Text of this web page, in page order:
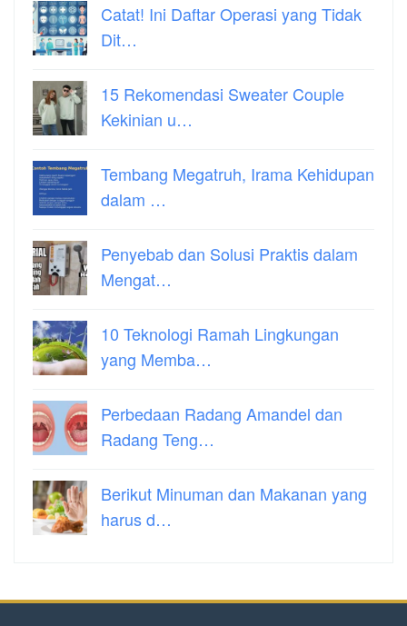
Catat! Ini Daftar Operasi yang Tidak
Dit…
15 Rekomendasi Sweater Couple
Kekinian u…
Tembang Megatruh, Irama Kehidupan
dalam …
Penyebab dan Solusi Praktis dalam
Mengat…
10 Teknologi Ramah Lingkungan
yang Memba…
Perbedaan Radang Amandel dan
Radang Teng…
Berikut Minuman dan Makanan yang
harus d…